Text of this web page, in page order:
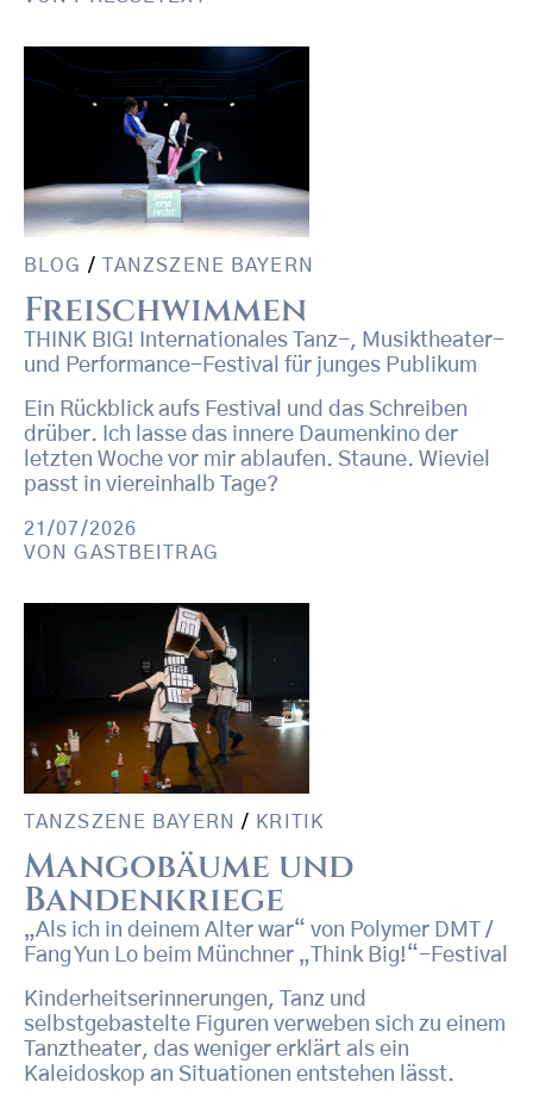
BLOG / TANZSZENE BAYERN
Freischwimmen
THINK BIG! Internationales Tanz-, Musiktheater-
und Performance-Festival für junges Publikum
Ein Rückblick aufs Festival und das Schreiben
drüber. Ich lasse das innere Daumenkino der
letzten Woche vor mir ablaufen. Staune. Wieviel
passt in viereinhalb Tage?
21/07/2026
VONGASTBEITRAG
TANZSZENE BAYERN / KRITIK
Mangobäume und
Bandenkriege
„Als ich in deinem Alter war“ von Polymer DMT /
Fang Yun Lo beim Münchner „Think Big!“-Festival
Kinderheitserinnerungen, Tanz und
selbstgebastelte Figuren verweben sich zu einem
Tanztheater, das weniger erklärt als ein
Kaleidoskop an Situationen entstehen lässt.